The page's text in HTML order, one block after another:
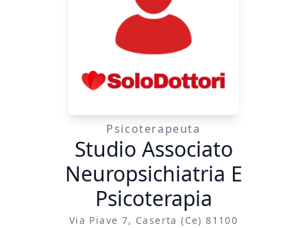
Psicoterapeuta
Studio Associato
Neuropsichiatria E
Psicoterapia
Via Piave 7, Caserta (ce) 81100